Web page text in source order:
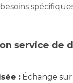
service de
: Échange sur